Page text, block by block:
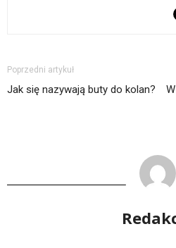
Poprzedni artykuł
Jak się nazywają buty do kolan?